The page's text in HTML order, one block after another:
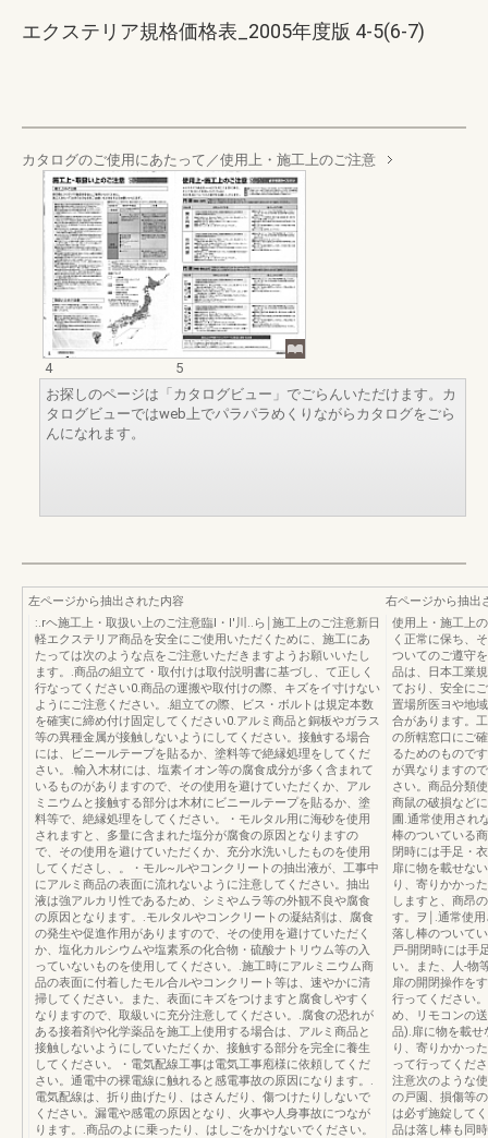
エクステリア規格価格表_2005年度版 4-5(6-7)
カタログのご使用にあたって／使用上・施工上のご注意
4
5
お探しのページは「カタログビュー」でごらんいただけます。カ
タログビューではweb上でパラパラめくりながらカタログをごら
んになれます。
左ページから抽出された内容
:.rヘ施工上・取扱い上のご注意臨I・l'川..ら￨施工上のご注意新日
軽エクステリア商品を安全にご使用いただくために、施工にあ
たっては次のような点をご注意いただきますようお願いいたし
ます。.商品の組立て・取付けは取付説明書に基づし、て正しく
行なってください0.商品の運搬や取付けの際、キズをイ寸けない
ようにご注意ください。.組立ての際、ビス・ボルトは規定本数
を確実に締め付け固定してください0.アルミ商品と銅板やガラス
等の異種金属が接触しないようにしてください。接触する場合
には、ビニールテープを貼るか、塗料等で絶縁処理をしてくだ
さい。.輸入木材には、塩素イオン等の腐食成分が多く含まれて
いるものがありますので、その使用を避けていただくか、アル
ミニウムと接触する部分は木材にビニールテープを貼るか、塗
料等で、絶縁処理をしてください。・モルタル用に海砂を使用
されますと、多量に含まれた塩分が腐食の原因となりますの
で、その使用を避けていただくか、充分水洗いしたものを使用
してくださし、。・モル~ルやコンクリートの抽出液が、工事中
にアルミ商品の表面に流れないように注意してください。抽出
液は強アルカリ性であるため、シミやムラ等の外観不良や腐食
の原因となります。.モルタルやコンクリートの凝結剤は、腐食
の発生や促進作用がありますので、その使用を避けていただく
か、塩化カルシウムや塩素系の化合物・硫酸ナトリウム等の入
っていないものを使用してください。.施工時にアルミニウム商
品の表面に付着したモル合ルやコンクリート等は、速やかに清
掃してください。また、表面にキズをつけますと腐食しやすく
なりますので、取級いに充分注意してください。.腐食の恐れが
ある接着剤や化学薬品を施工上使用する場合は、アルミ商品と
接触しないようにしていただくか、接触する部分を完全に養生
してください。・電気配線工事は電気工事庖様に依頼してくだ
さい。通電中の裸電線に触れると感電事故の原因になります。.
電気配線は、折り曲げたり、はさんだり、傷つけたりしないで
ください。漏電や感電の原因となり、火事や人身事故につなが
ります。.商品のよに乗ったり、はしごをかけないでください。
右ページから抽出
使用上・施工上
く正常に保ち、
ついてのご遵守
品は、日本工業
ており、安全に
置場所医ヨや地
合があります。
の所轄窓口にご
るためのもので
が異なりますの
さい。商品分類
商鼠の破損など
圃.通常使用され
棒のついている
閉時には手足・
扉に物を載せな
り、寄りかかっ
しますと、商昂
す。ヲ￨.通常使
落し棒のついて
戸-開閉時には手
い。また、人-物
扉の開閉操作を
行ってください
め、リモコンの
品).扉に物を載せ
り、寄りかかっ
って行ってくだ
注意次のような
の戸園、損傷等
は必ず施錠して
品は落し棒も同